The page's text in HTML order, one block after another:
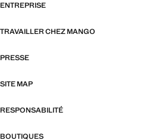
ENTREPRISE
TRAVAILLER CHEZ MANGO
PRESSE
SITE MAP
RESPONSABILITÉ
BOUTIQUES